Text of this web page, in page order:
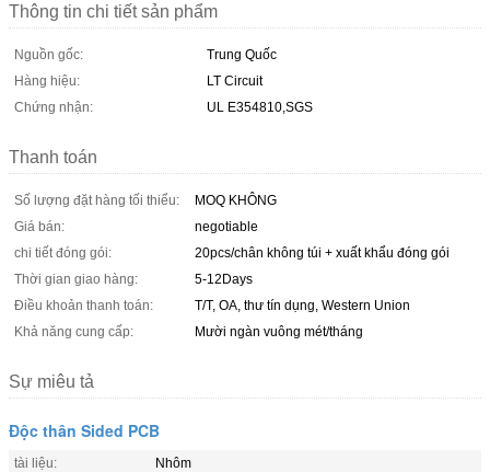
Thông tin chi tiết sản phẩm
Nguồn gốc:
Trung Quốc
Hàng hiệu:
LT Circuit
Chứng nhận:
UL E354810,SGS
Thanh toán
Số lượng đặt hàng tối thiểu:
MOQ KHÔNG
Giá bán:
negotiable
chi tiết đóng gói:
20pcs/chân không túi + xuất khẩu đóng gói
Thời gian giao hàng:
5-12Days
Điều khoản thanh toán:
T/T, OA, thư tín dụng, Western Union
Khả năng cung cấp:
Mười ngàn vuông mét/tháng
Sự miêu tả
Độc thân Sided PCB
tài liệu:
Nhôm